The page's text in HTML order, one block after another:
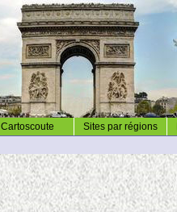
Cartoscoute Sites par régions